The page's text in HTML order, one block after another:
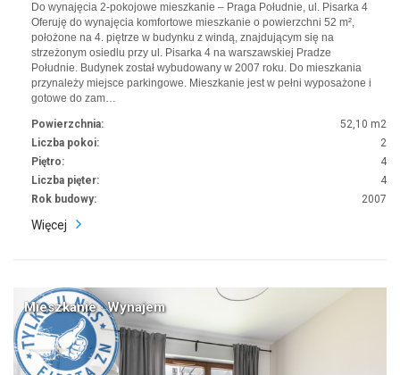
Do wynajęcia 2-pokojowe mieszkanie – Praga Południe, ul. Pisarka 4
Oferuję do wynajęcia komfortowe mieszkanie o powierzchni 52 m²,
położone na 4. piętrze w budynku z windą, znajdującym się na
strzeżonym osiedlu przy ul. Pisarka 4 na warszawskiej Pradze
Południe. Budynek został wybudowany w 2007 roku. Do mieszkania
przynależy miejsce parkingowe. Mieszkanie jest w pełni wyposażone i
gotowe do zam…
Powierzchnia:
52,10 m2
Liczba pokoi:
2
Piętro:
4
Liczba pięter:
4
Rok budowy:
2007
Więcej
Mieszkanie · Wynajem